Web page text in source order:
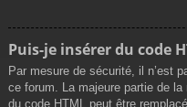
Puis-je insérer du code
Par mesure de sécurité, il n’est
ce forum. La majeure partie de
du code HTML peut être